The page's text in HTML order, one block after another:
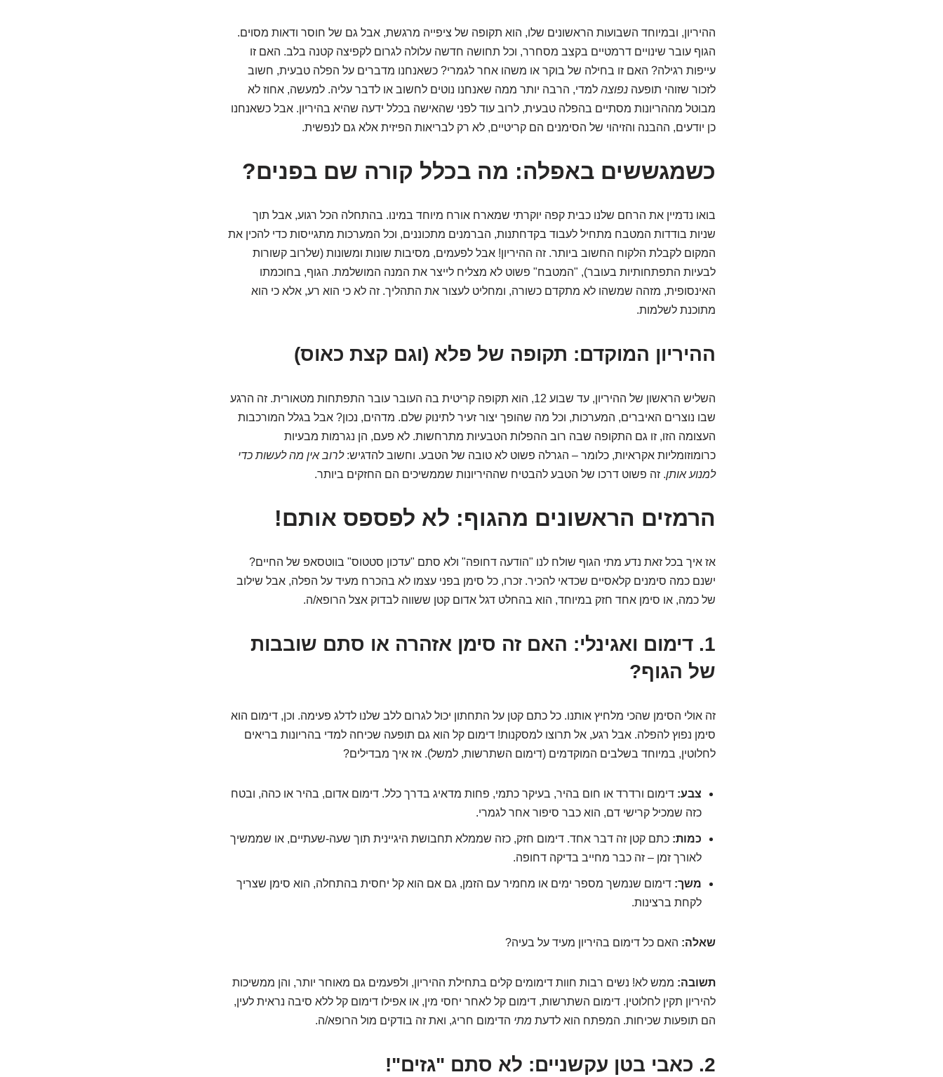
ההיריון, ובמיוחד השבועות הראשונים שלו, הוא תקופה של ציפייה מרגשת, אבל גם של חוסר ודאות מסוים.
הגוף עובר שינויים דרמטיים בקצב מסחרר, וכל תחושה חדשה עלולה לגרום לקפיצה קטנה בלב. האם זו
עייפות רגילה? האם זו בחילה של בוקר או משהו אחר לגמרי? כשאנחנו מדברים על הפלה טבעית, חשוב
לזכור שזוהי תופעהנפוצה למדי, הרבה יותר ממה שאנחנו נוטים לחשוב או לדבר עליה. למעשה, אחוז לא
מבוטל מההריונות מסתיים בהפלה טבעית, לרוב עוד לפני שהאישה בכלל ידעה שהיא בהיריון. אבל כשאנחנו
כן יודעים, ההבנה והזיהוי של הסימנים הם קריטיים, לא רק לבריאות הפיזית אלא גם לנפשית.
כשמגששים באפלה: מה בכלל קורה שם בפנים?
בואו נדמיין את הרחם שלנו כבית קפה יוקרתי שמארח אורח מיוחד במינו. בהתחלה הכל רגוע, אבל תוך
שניות בודדות המטבח מתחיל לעבוד בקדחתנות, הברמנים מתכוננים, וכל המערכות מתגייסות כדי להכין את
המקום לקבלת הלקוח החשוב ביותר. זה ההיריון! אבל לפעמים, מסיבות שונות ומשונות (שלרוב קשורות
לבעיות התפתחותיות בעובר), "המטבח" פשוט לא מצליח לייצר את המנה המושלמת. הגוף, בחוכמתו
האינסופית, מזהה שמשהו לא מתקדם כשורה, ומחליט לעצור את התהליך. זה לא כי הוא רע, אלא כי הוא
מתוכנת לשלמות.
ההיריון המוקדם: תקופה של פלא (וגם קצת כאוס)
השליש הראשון של ההיריון, עד שבוע 12, הוא תקופה קריטית בה העובר עובר התפתחות מטאורית. זה הרגע
שבו נוצרים האיברים, המערכות, וכל מה שהופך יצור זעיר לתינוק שלם. מדהים, נכון? אבל בגלל המורכבות
העצומה הזו, זו גם התקופה שבה רוב ההפלות הטבעיות מתרחשות. לא פעם, הן נגרמות מבעיות
כרומוזומליות אקראיות, כלומר – הגרלה פשוט לא טובה של הטבע. וחשוב להדגיש:לרוב אין מה לעשות כדי
למנוע אותן. זה פשוט דרכו של הטבע להבטיח שההיריונות שממשיכים הם החזקים ביותר.
הרמזים הראשונים מהגוף: לא לפספס אותם!
אז איך בכל זאת נדע מתי הגוף שולח לנו "הודעה דחופה" ולא סתם "עדכון סטטוס" בווטסאפ של החיים?
ישנם כמה סימנים קלאסיים שכדאי להכיר. זכרו, כל סימן בפני עצמו לא בהכרח מעיד על הפלה, אבל שילוב
של כמה, או סימן אחד חזק במיוחד, הוא בהחלט דגל אדום קטן ששווה לבדוק אצל הרופא/ה.
1. דימום ואגינלי: האם זה סימן אזהרה או סתם שובבות
של הגוף?
זה אולי הסימן שהכי מלחיץ אותנו. כל כתם קטן על התחתון יכול לגרום ללב שלנו לדלג פעימה. וכן, דימום הוא
סימן נפוץ להפלה. אבל רגע, אל תרוצו למסקנות! דימום קל הוא גם תופעה שכיחה למדי בהריונות בריאים
לחלוטין, במיוחד בשלבים המוקדמים (דימום השתרשות, למשל). אז איך מבדילים?
צבע: דימום ורדרד או חום בהיר, בעיקר כתמי, פחות מדאיג בדרך כלל. דימום אדום, בהיר או כהה, ובטח
כזה שמכיל קרישי דם, הוא כבר סיפור אחר לגמרי.
כמות: כתם קטן זה דבר אחד. דימום חזק, כזה שממלא תחבושת היגיינית תוך שעה-שעתיים, או שממשיך
לאורך זמן – זה כבר מחייב בדיקה דחופה.
משך: דימום שנמשך מספר ימים או מחמיר עם הזמן, גם אם הוא קל יחסית בהתחלה, הוא סימן שצריך
לקחת ברצינות.
שאלה: האם כל דימום בהיריון מעיד על בעיה?
תשובה: ממש לא! נשים רבות חוות דימומים קלים בתחילת ההיריון, ולפעמים גם מאוחר יותר, והן ממשיכות
להיריון תקין לחלוטין. דימום השתרשות, דימום קל לאחר יחסי מין, או אפילו דימום קל ללא סיבה נראית לעין,
הם תופעות שכיחות. המפתח הוא לדעת מתי הדימום חריג, ואת זה בודקים מול הרופא/ה.
2. כאבי בטן עקשניים: לא סתם "גזים"!